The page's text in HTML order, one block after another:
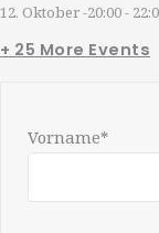
12. Oktober -20:00-
+ 25 More Events
Vorname*